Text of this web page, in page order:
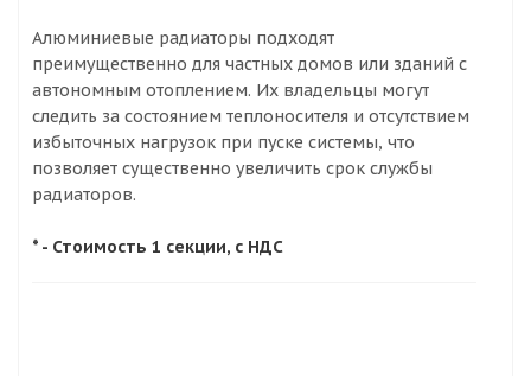
Алюминиевые радиаторы подходят
преимущественно для частных домов или зданий с
автономным отоплением. Их владельцы могут
следить за состоянием теплоносителя и отсутствием
избыточных нагрузок при пуске системы, что
позволяет существенно увеличить срок службы
радиаторов.
* - Стоимость 1 секции, с НДС